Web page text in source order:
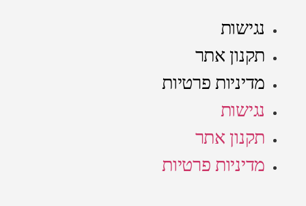
נגישות
תקנון אתר
מדיניות פרטיות
נגישות
תקנון אתר
מדיניות פרטיות